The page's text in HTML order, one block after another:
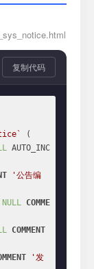
复制代码
(
AUTO_INC
'公告编
NULL COMME
COMMENT
'发